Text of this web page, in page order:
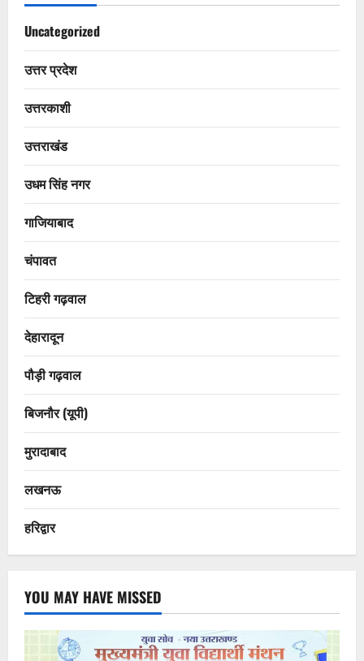
Uncategorized
उत्तर प्रदेश
उत्तरकाशी
उत्तराखंड
उधम सिंह नगर
गाजियाबाद
चंपावत
टिहरी गढ़वाल
देहारादून
पौड़ी गढ़वाल
बिजनौर (यूपी)
मुरादाबाद
लखनऊ
हरिद्वार
YOU MAY HAVE MISSED